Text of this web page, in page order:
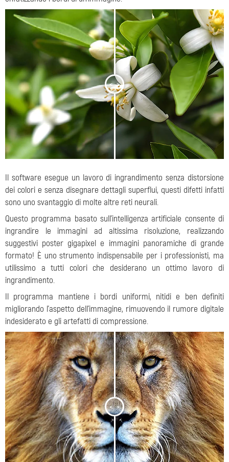
< >
Il software esegue un lavoro di ingrandimento senza distorsione
dei colori e senza disegnare dettagli superflui, questi difetti infatti
sono uno svantaggio di molte altre reti neurali.
Questo programma basato sull'intelligenza artificiale consente di
ingrandire le immagini ad altissima risoluzione, realizzando
suggestivi poster gigapixel e immagini panoramiche di grande
formato! È uno strumento indispensabile per i professionisti, ma
utilissimo a tutti colori che desiderano un ottimo lavoro di
ingrandimento.
Il programma mantiene i bordi uniformi, nitidi e ben definiti
migliorando l'aspetto dell'immagine, rimuovendo il rumore digitale
indesiderato e gli artefatti di compressione.
< >